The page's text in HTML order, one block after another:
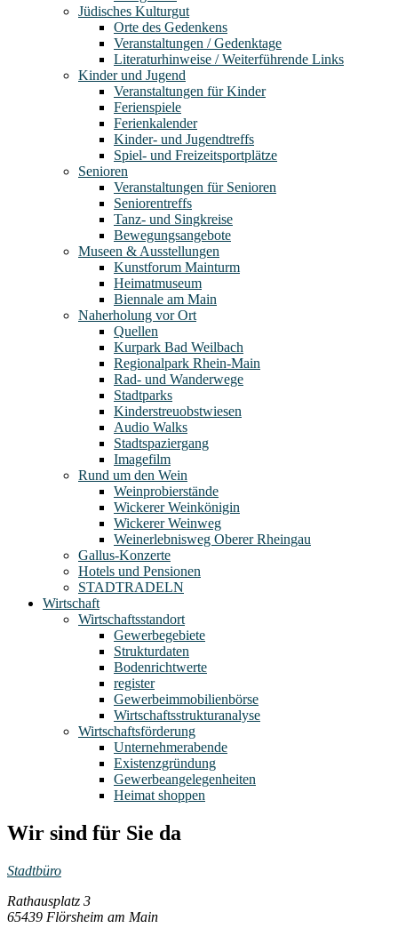
Jüdisches Kulturgut
Orte des Gedenkens
Veranstaltungen / Gedenktage
Literaturhinweise / Weiterführende Links
Kinder und Jugend
Veranstaltungen für Kinder
Ferienspiele
Ferienkalender
Kinder- und Jugendtreffs
Spiel- und Freizeitsportplätze
Senioren
Veranstaltungen für Senioren
Seniorentreffs
Tanz- und Singkreise
Bewegungsangebote
Museen & Ausstellungen
Kunstforum Mainturm
Heimatmuseum
Biennale am Main
Naherholung vor Ort
Quellen
Kurpark Bad Weilbach
Regionalpark Rhein-Main
Rad- und Wanderwege
Stadtparks
Kinderstreuobstwiesen
Audio Walks
Stadtspaziergang
Imagefilm
Rund um den Wein
Weinprobierstände
Wickerer Weinkönigin
Wickerer Weinweg
Weinerlebnisweg Oberer Rheingau
Gallus-Konzerte
Hotels und Pensionen
STADTRADELN
Wirtschaft
Wirtschaftsstandort
Gewerbegebiete
Strukturdaten
Bodenrichtwerte
register
Gewerbeimmobilienbörse
Wirtschaftsstrukturanalyse
Wirtschaftsförderung
Unternehmerabende
Existenzgründung
Gewerbeangelegenheiten
Heimat shoppen
Wir sind für Sie da
Stadtbüro
Rathausplatz 3
65439 Flörsheim am Main